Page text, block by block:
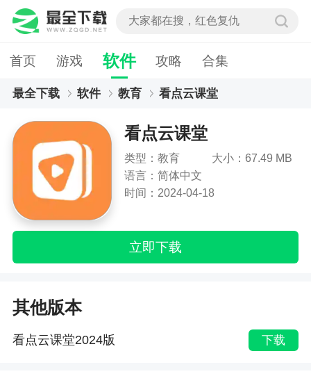
首页 游戏 软件 攻略 合集
最全下载 软件 教育 看点云课堂
看点云课堂
类型：教育
大小：67.49 MB
语言：简体中文
时间：2024-04-18
立即下载
其他版本
看点云课堂2024版 下载